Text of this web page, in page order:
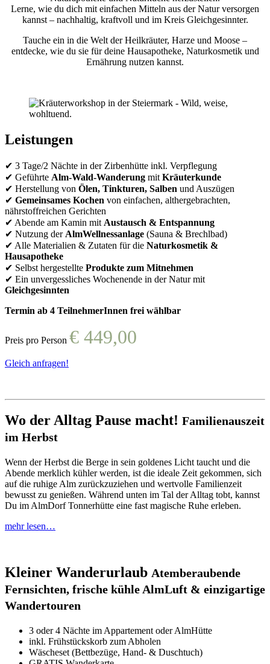
Lerne, wie du dich mit einfachen Mitteln aus der Natur versorgen
kannst – nachhaltig, kraftvoll und im Kreis Gleichgesinnter.
Tauche ein in die Welt der Heilkräuter, Harze und Moose –
entdecke, wie du sie für deine Hausapotheke, Naturkosmetik und
Ernährung nutzen kannst.
Leistungen
✔ 3 Tage/2 Nächte in der Zirbenhütte inkl. Verpflegung
✔ Geführte Alm-Wald-Wanderung mit Kräuterkunde
✔ Herstellung von Ölen, Tinkturen, Salben und Auszügen
✔ Gemeinsames Kochen von einfachen, althergebrachten,
nährstoffreichen Gerichten
✔ Abende am Kamin mit Austausch & Entspannung
✔ Nutzung der AlmWellnessanlage (Sauna & Brechlbad)
✔ Alle Materialien & Zutaten für die Naturkosmetik &
Hausapotheke
✔ Selbst hergestellte Produkte zum Mitnehmen
✔ Ein unvergessliches Wochenende in der Natur mit
Gleichgesinnten
Termin ab 4 TeilnehmerInnen frei wählbar
Preis pro Person € 449,00
Gleich anfragen!
Wo der Alltag Pause macht! Familienauszeit
im Herbst
Wenn der Herbst die Berge in sein goldenes Licht taucht und die
Abende merklich kühler werden, ist die ideale Zeit gekommen, sich
auf die ruhige Alm zurückzuziehen und wertvolle Familienzeit
bewusst zu genießen. Während unten im Tal der Alltag tobt, kannst
Du im AlmDorf Tonnerhütte eine fast magische Ruhe erleben.
mehr lesen…
Kleiner Wanderurlaub Atemberaubende
Fernsichten, frische kühle AlmLuft & einzigartige
Wandertouren
3 oder 4 Nächte im Appartement oder AlmHütte
inkl. Frühstückskorb zum Abholen
Wäscheset (Bettbezüge, Hand- & Duschtuch)